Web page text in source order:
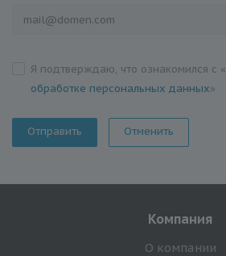
Я подтверждаю, что ознакомился с «
обработке персональных данных»
Отменить
Компания
О компании